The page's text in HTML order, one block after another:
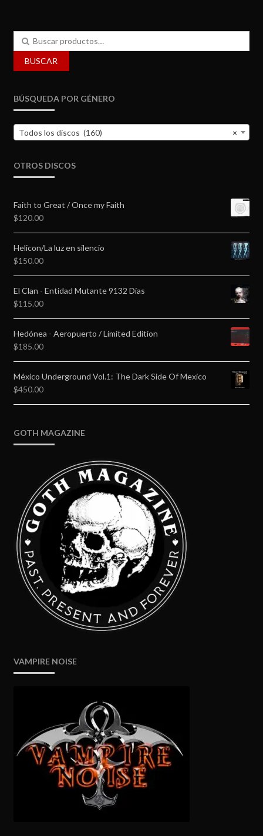
Buscar
por:
BUSCAR
BÚSQUEDA POR GÉNERO
×
Todos los discos (160)
OTROS DISCOS
Faith to Great / Once my Faith
$120.00
Helicon/La luz en silencio
$150.00
El Clan - Entidad Mutante 9132 Días
$115.00
Hedónea - Aeropuerto / Limited Edition
$185.00
México Underground Vol.1: The Dark Side Of Mexico
$450.00
GOTH MAGAZINE
VAMPIRE NOISE